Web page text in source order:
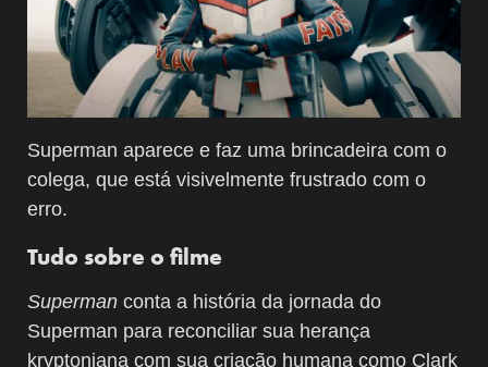
Superman aparece e faz uma brincadeira com o
colega, que está visivelmente frustrado com o
erro.
Tudo sobre o filme
Superman conta a história da jornada do
Superman para reconciliar sua herança
kryptoniana com sua criação humana como Clark